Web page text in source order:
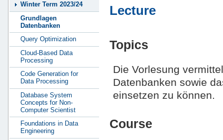
Lecture
Topics
Die Vorlesung
Datenbanken sowie
einsetzen zu können.
Course
Winter Term 2023/24
Grundlagen
Datenbanken
Query Optimization
Cloud-Based Data
Processing
Code Generation for
Data Processing
Database System
Concepts for Non-
Computer Scientist
Foundations in Data
Engineering